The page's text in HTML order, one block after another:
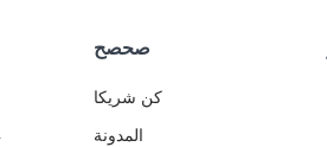
صحصح
كن شريكا
المدونة